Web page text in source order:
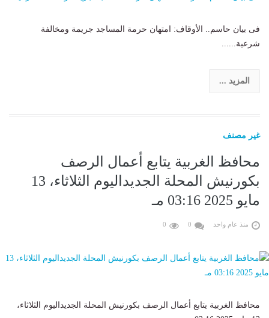
فى بيان حاسم.. الأوقاف: امتهان حرمة المساجد جريمة ومخالفة
شرعية......
المزيد ...
غير مصنف
محافظ الغربية يتابع أعمال الرصف
بكورنيش المحلة الجديداليوم الثلاثاء، 13
مايو 2025 03:16 مـ
منذ عام واحد 0
0
محافظ الغربية يتابع أعمال الرصف بكورنيش المحلة الجديداليوم الثلاثاء،